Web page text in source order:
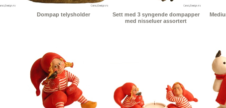
Dompap telysholder
Sett med 3 syngende dompapper
med nisseluer assortert